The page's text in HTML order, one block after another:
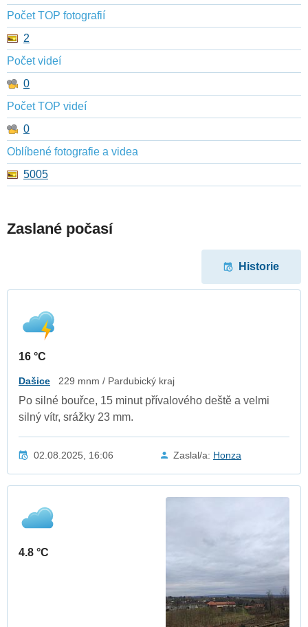
Počet TOP fotografií
2
Počet videí
0
Počet TOP videí
0
Oblíbené fotografie a videa
5005
Zaslané počasí
Historie
16 °C
Dašice 229 mnm / Pardubický kraj
Po silné bouřce, 15 minut přívalového deště a velmi
silný vítr, srážky 23 mm.
02.08.2025, 16:06 Zaslal/a: Honza
4.8 °C